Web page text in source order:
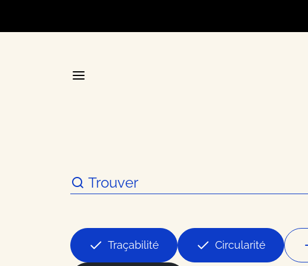
La plateforme stratégique des
Annuaire
Traçabilité Circularité